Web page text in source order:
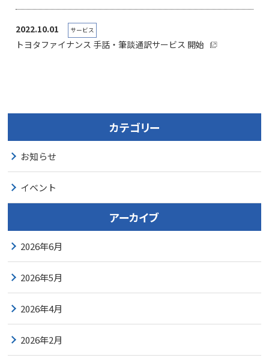
2022.10.01 サービス
トヨタファイナンス 手話・筆談通訳サービス 開始
カテゴリー
お知らせ
イベント
アーカイブ
2026年6月
2026年5月
2026年4月
2026年2月